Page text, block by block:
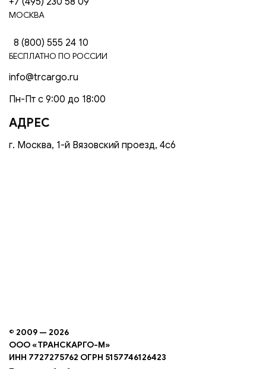
МОСКВА
8 (800) 555 24 10
БЕСПЛАТНО ПО РОССИИ
info@trcargo.ru
Пн-Пт с 9:00 до 18:00
АДРЕС
г. Москва, 1-й Вязовский проезд, 4с6
© 2009 — 2026
ООО «ТРАНСКАРГО-М»
ИНН 7727275762 ОГРН 5157746126423